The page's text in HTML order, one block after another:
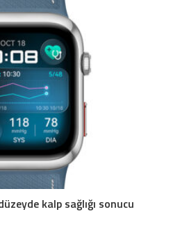
kalp sağlığı sonucu